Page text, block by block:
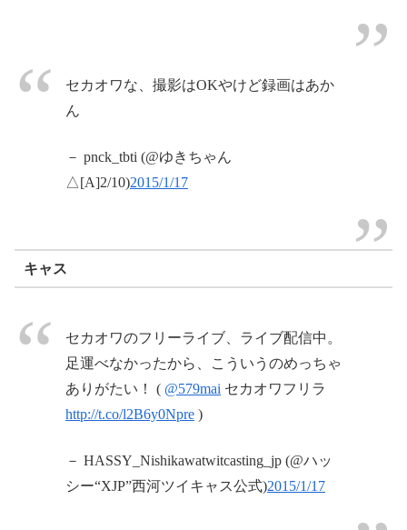
セカオワな、撮影はOKやけど録画はあか
ん
－ pnck_tbti (@ゆきちゃん
△[A]2/10)2015/1/17
キャス
セカオワのフリーライブ、ライブ配信中。
足運べなかったから、こういうのめっちゃ
ありがたい！ ( @579mai セカオワフリラ
http://t.co/l2B6y0Npre )
－ HASSY_Nishikawatwitcasting_jp (@ハッ
シー“XJP”西河ツイキャス公式)2015/1/17